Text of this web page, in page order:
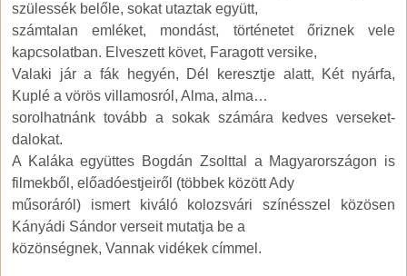
szülessék belőle, sokat utaztak együtt,
számtalan emléket, mondást, történetet őriznek vele
kapcsolatban. Elveszett követ, Faragott versike,
Valaki jár a fák hegyén, Dél keresztje alatt, Két nyárfa,
Kuplé a vörös villamosról, Alma, alma…
sorolhatnánk tovább a sokak számára kedves verseket-
dalokat.
A Kaláka együttes Bogdán Zsolttal a Magyarországon is
filmekből, előadóestjeiről (többek között Ady
műsoráról) ismert kiváló kolozsvári színésszel közösen
Kányádi Sándor verseit mutatja be a
közönségnek, Vannak vidékek címmel.